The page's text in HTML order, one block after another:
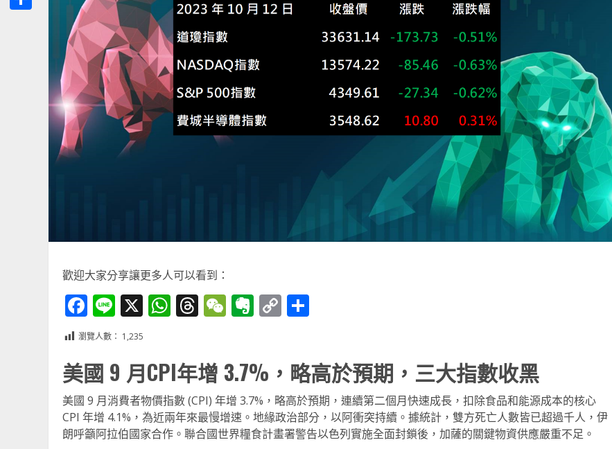
歡迎大家分享讓更多人可以看到：
Facebook
Line
X WhatsApp
Threads
WeChat
Evernote
Copy
瀏覽人數： 1,235
美國 9 月CPI年增 3.7%，略高於預期，三大指數收黑
美國 9 月消費者物價指數 (CPI) 年增 3.7%，略高於預期，連續第二個月快速成長，扣除食品和能源成本的核心
CPI 年增 4.1%，為近兩年來最慢增速。地緣政治部分，以阿衝突持續。據統計，雙方死亡人數皆已超過千人，伊
朗呼籲阿拉伯國家合作。聯合國世界糧食計畫署警告以色列實施全面封鎖後，加薩的關鍵物資供應嚴重不足。